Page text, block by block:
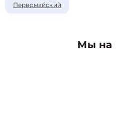
Первомайский
Мы на